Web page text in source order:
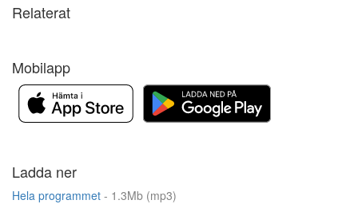
Relaterat
Mobilapp
Ladda ner
Hela programmet - 1.3Mb (mp3)